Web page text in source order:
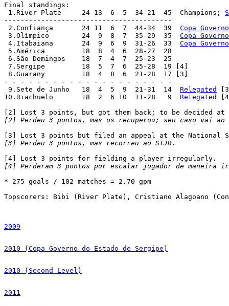
Final standings:
1.River Plate	   24 13  6  5  34-21  45  Champions;
-----------------------------------------
2.Confiança	   24 11  6  7  44-34  39 Copa
3.Olímpico	   24  9  8  7  35-29  35 Copa
4.Itabaiana	   24  9  6  9  31-26  33 Copa
5.América	   18  8  4  6  28-27  28
6.São Domingos	   18  7  4  7  25-23  25
7.Sergipe	   18  5  7  6  25-28  19 [4]
8.Guarany	   18  4  8  6  21-28  17 [3]
- - - - - - - - - - - - - - - - - - - - -
9.Sete de Junho   18  4  5  9  21-31  14 Relegated
10.Riachuelo	   18  2  6 10  11-28   9 Relegated
[2] Perdeu 3 pontos, mas os recuperou; seu caso vai ao
[3] Perdeu 3 pontos, mas recorreu ao STJD.
[4] Perderam 3 pontos por escalar jogador de maneira
* 275 goals / 102 matches = 2.70 gpm
Topscorers: Bibi (River Plate), Cristiano Alagoano
2009
2010 (Copa Governo do Estado de Sergipe)
2010 (Second Level)
2011